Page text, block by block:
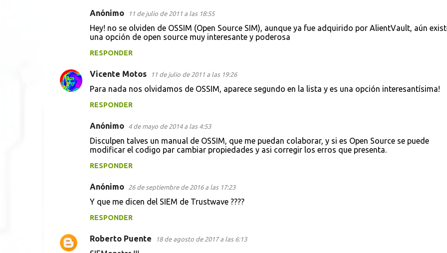
n
t
Anónimo 11 de julio de 2011 a las 18:55
Hey! no se olviden de OSSIM (Open Source SIM), aunque ya fue adquirido por AlientVault, aún
una opción de open source muy interesante y poderosa
RESPONDER
Vicente Motos 11 de julio de 2011 a las 19:26
Para nada nos olvidamos de OSSIM, aparece segundo en la lista y es una opción interesantísima!
RESPONDER
Anónimo 4 de mayo de 2014 a las 4:53
Disculpen talves un manual de OSSIM, que me puedan colaborar, y si es Open Source se puede
modificar el codigo par cambiar propiedades y asi corregir los erros que presenta.
RESPONDER
Anónimo 26 de septiembre de 2016 a las 17:23
Y que me dicen del SIEM de Trustwave ????
RESPONDER
Roberto Puente 18 de agosto de 2017 a las 6:13